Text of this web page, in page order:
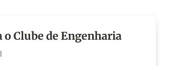
o Clube de Engenharia